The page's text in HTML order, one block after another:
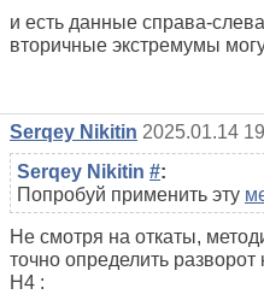
и есть данные справа-
вторичные экстремумы
Serqey Nikitin 2025.01.14
Serqey Nikitin #:
Попробуй применить эту
Не смотря на откаты,
точно определить
Н4 :